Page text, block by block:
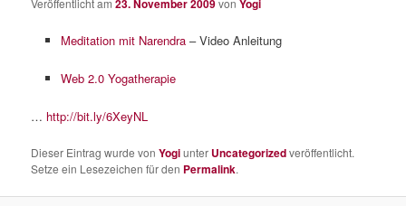
Meditation mit Narendra– Video Anleitung
Web 2.0 Yogatherapie
… http://bit.ly/6XeyNL
Dieser Eintrag wurde vonYogiunter Uncategorizedveröffentlicht.
Setze ein Lesezeichen für den Permalink.